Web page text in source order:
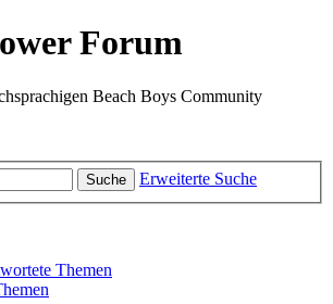
Forum
Beach Boys Community
Suche Erweiterte Suche
Themen